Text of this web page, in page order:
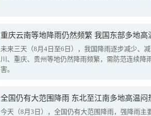
重庆云南等地降雨仍然频繁 我国东部多地高
未来三天（8月4日至6日），我国降雨逐步减少、
川、重庆、贵州等地仍然降雨频繁，需防范连续降
害。
全国仍有大范围降雨 东北至江南多地高温闷
今天（8月3日），全国仍有大范围降雨，强降雨主